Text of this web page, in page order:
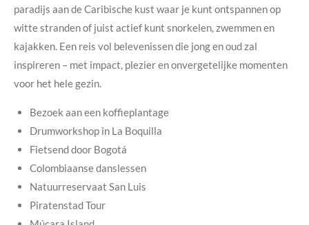
paradijs aan de Caribische kust waar je kunt ontspannen op
witte stranden of juist actief kunt snorkelen, zwemmen en
kajakken. Een reis vol belevenissen die jong en oud zal
inspireren – met impact, plezier en onvergetelijke momenten
voor het hele gezin.
Bezoek aan een koffieplantage
Drumworkshop in La Boquilla
Fietsend door Bogotá
Colombiaanse danslessen
Natuurreservaat San Luis
Piratenstad Tour